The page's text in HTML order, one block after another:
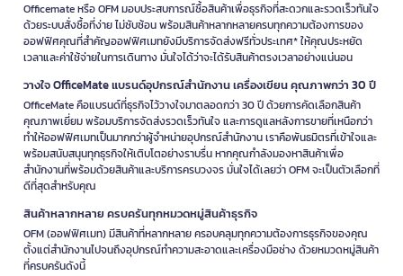
Officemate หรือ OFM มอบประสบการณ์ซื้อสินค้าเพื่อธุรกิจที่สะดวกและรวดเร็วทันใจ
ด้วยระบบสั่งซื้อที่ง่าย ไม่ซับซ้อน พร้อมสินค้าหลากหลายครบทุกความต้องการของ
ออฟฟิศคุณที่สำคัญออฟฟิศเมทยังมีบริการจัดส่งฟรีทั่วประเทศ* ให้คุณประหยัด
เวลาและค่าใช้จ่ายในการเดินทาง มั่นใจได้ว่าจะได้รับสินค้าตรงเวลาอย่างแน่นอน
วางใจ OfficeMate แบรนด์อุปกรณ์สำนักงาน เครื่องเขียน คุณภาพกว่า 30 ปี
OfficeMate คือแบรนด์ที่ธุรกิจไว้วางใจมาตลอดกว่า 30 ปี ด้วยการคัดเลือกสินค้า
คุณภาพเยี่ยม พร้อมบริการจัดส่งรวดเร็วทันใจ และการดูแลหลังการขายที่เหนือกว่า
ทำให้ออฟฟิศเมทเป็นมากกว่าผู้จำหน่ายอุปกรณ์สำนักงาน เราคือพันธมิตรที่เข้าใจและ
พร้อมสนับสนุนทุกธุรกิจให้เติบโตอย่างราบรื่น หากคุณกำลังมองหาสินค้าเพื่อ
สำนักงานที่พร้อมด้วยสินค้าและบริการครบวงจร มั่นใจได้เลยว่า OFM จะเป็นตัวเลือกที่
ดีที่สุดสำหรับคุณ
สินค้าหลากหลาย ครบครันทุกหมวดหมู่สินค้าธุรกิจ
OFM (ออฟฟิศเมท) มีสินค้าที่หลากหลาย ครอบคลุมทุกความต้องการธุรกิจของคุณ
ตั้งแต่สำนักงานไปจนถึงอุปกรณ์ทำความสะอาดและเครื่องมือช่าง ด้วยหมวดหมู่สินค้า
ที่ครบครันดังนี้